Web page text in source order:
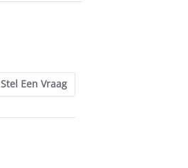
Stel Een Vraag